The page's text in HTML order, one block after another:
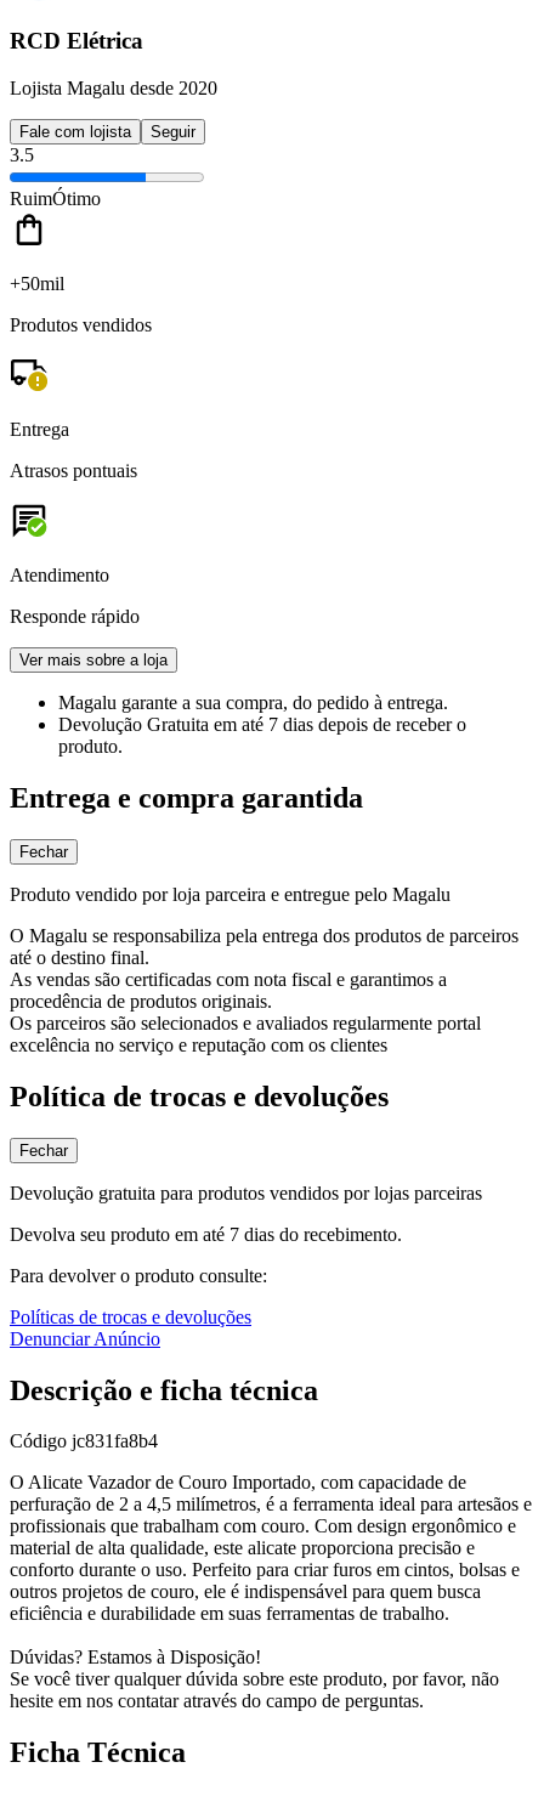
RCD Elétrica
Lojista Magalu desde 2020
Fale com lojista Seguir
3.5
RuimÓtimo
+50mil
Produtos vendidos
Entrega
Atrasos pontuais
Atendimento
Responde rápido
Ver mais sobre a loja
Magalu garante a sua compra, do pedido à entrega.
Devolução Gratuita em até 7 dias depois de receber o
produto.
Entrega e compra garantida
Fechar
Produto vendido por loja parceira e entregue pelo Magalu
O Magalu se responsabiliza pela entrega dos produtos de parceiros
até o destino final.
As vendas são certificadas com nota fiscal e garantimos a
procedência de produtos originais.
Os parceiros são selecionados e avaliados regularmente portal
excelência no serviço e reputação com os clientes
Política de trocas e devoluções
Fechar
Devolução gratuita para produtos vendidos por lojas parceiras
Devolva seu produto em até 7 dias do recebimento.
Para devolver o produto consulte:
Políticas de trocas e devoluções
Denunciar Anúncio
Descrição e ficha técnica
Código jc831fa8b4
O Alicate Vazador de Couro Importado, com capacidade de
perfuração de 2 a 4,5 milímetros, é a ferramenta ideal para artesãos e
profissionais que trabalham com couro. Com design ergonômico e
material de alta qualidade, este alicate proporciona precisão e
conforto durante o uso. Perfeito para criar furos em cintos, bolsas e
outros projetos de couro, ele é indispensável para quem busca
eficiência e durabilidade em suas ferramentas de trabalho.
Dúvidas? Estamos à Disposição!
Se você tiver qualquer dúvida sobre este produto, por favor, não
hesite em nos contatar através do campo de perguntas.
Ficha Técnica